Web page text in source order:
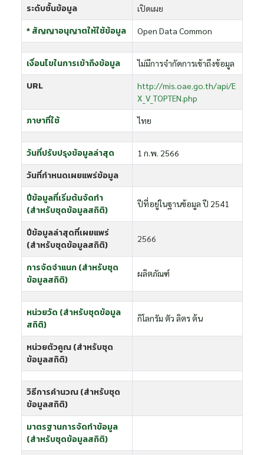
ระดับชั้นข้อมูล เปิดเผย
* สัญญาอนุญาตให้ใช้ข้อมูล Open Data Common
เงื่อนไขในการเข้าถึงข้อมูล ไม่มีการจำกัดการเข้าถึงข้อมูล
URL
http://mis.oae.go.th/api/E
X_V_TOPTEN.php
ภาษาที่ใช้ ไทย
วันที่ปรับปรุงข้อมูลล่าสุด 1 ก.พ. 2566
วันที่กำหนดเผยแพร่ข้อมูล
ปีข้อมูลที่เริ่มต้นจัดทำ
(สำหรับชุดข้อมูลสถิติ)
ปีที่อยู่ในฐานข้อมูล ปี 2541
ปีข้อมูลล่าสุดที่เผยแพร่
(สำหรับชุดข้อมูลสถิติ)
2566
การจัดจำแนก (สำหรับชุด
ข้อมูลสถิติ)
ผลิตภัณฑ์
หน่วยวัด (สำหรับชุดข้อมูล
สถิติ)
กิโลกรัม ตัว ลิตร ต้น
หน่วยตัวคูณ (สำหรับชุด
ข้อมูลสถิติ)
วิธีการคำนวณ (สำหรับชุด
ข้อมูลสถิติ)
มาตรฐานการจัดทำข้อมูล
(สำหรับชุดข้อมูลสถิติ)